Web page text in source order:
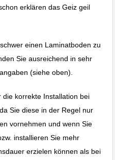
erklären das Geiz geil
einen Laminatboden zu
Sie ausreichend in sehr
(siehe oben).
korrekte Installation bei
Sie diese in der Regel nur
vornehmen und wenn Sie
installieren Sie mehr
erzielen können als bei